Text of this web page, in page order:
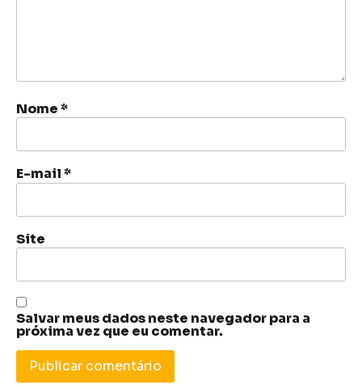
Nome*
E-mail*
Site
Salvar meus dados neste navegador para a
próxima vez que eu comentar.